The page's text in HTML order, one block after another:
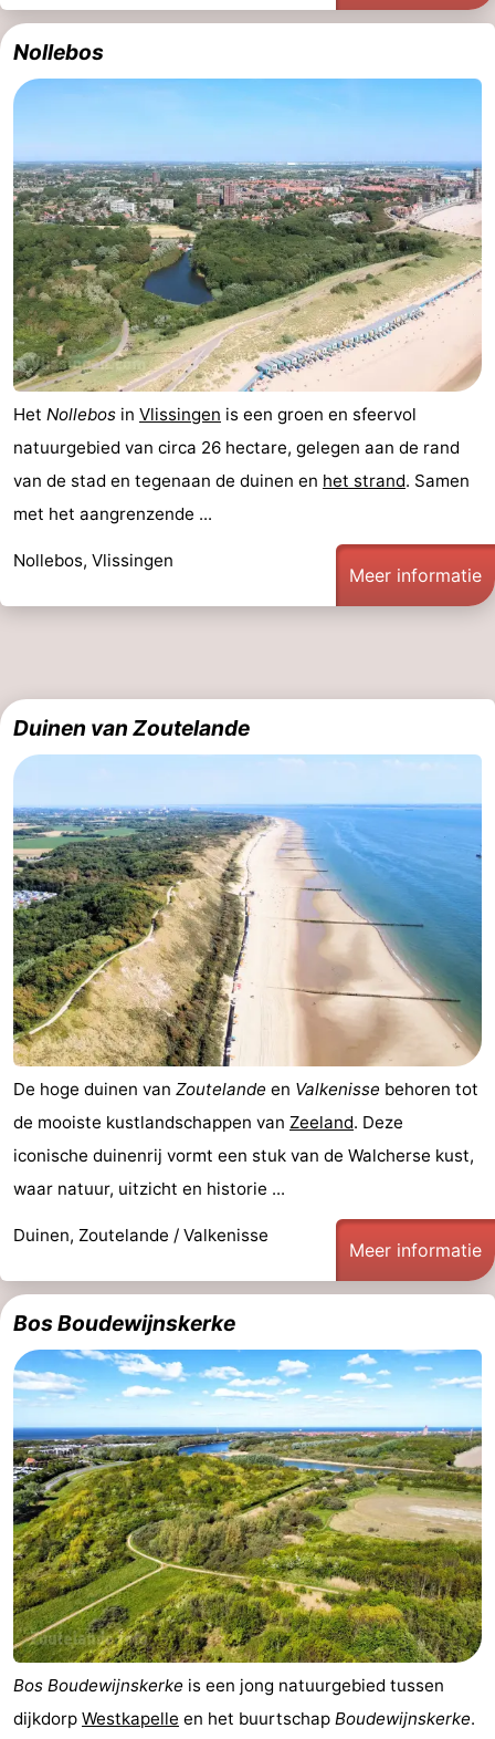
Nollebos
Het Nollebos in Vlissingen is een groen en sfeervol
natuurgebied van circa 26 hectare, gelegen aan de rand
van de stad en tegenaan de duinen en het strand. Samen
met het aangrenzende ...
Nollebos, Vlissingen
Meer informatie
Duinen van Zoutelande
De hoge duinen van Zoutelande en Valkenisse behoren tot
de mooiste kustlandschappen van Zeeland. Deze
iconische duinenrij vormt een stuk van de Walcherse kust,
waar natuur, uitzicht en historie ...
Duinen, Zoutelande / Valkenisse
Meer informatie
Bos Boudewijnskerke
Bos Boudewijnskerke is een jong natuurgebied tussen
dijkdorp Westkapelle en het buurtschap Boudewijnskerke.